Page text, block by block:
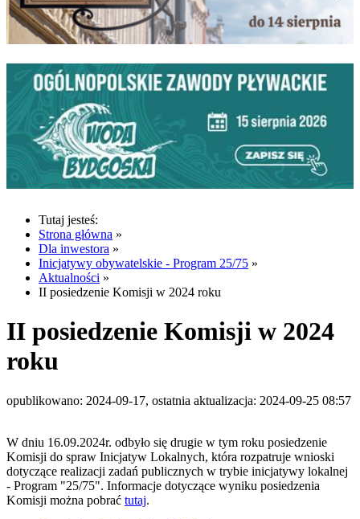
Tutaj jesteś:
Strona główna »
Dla inwestora »
Inicjatywy obywatelskie - Program 25/75 »
Aktualności »
II posiedzenie Komisji w 2024 roku
II posiedzenie Komisji w 2024
roku
opublikowano: 2024-09-17, ostatnia aktualizacja: 2024-09-25 08:57
W dniu 16.09.2024r. odbyło się drugie w tym roku posiedzenie
Komisji do spraw Inicjatyw Lokalnych, która rozpatruje wnioski
dotyczące realizacji zadań publicznych w trybie inicjatywy lokalnej
- Program "25/75". Informacje dotyczące wyniku posiedzenia
Komisji można pobrać tutaj.